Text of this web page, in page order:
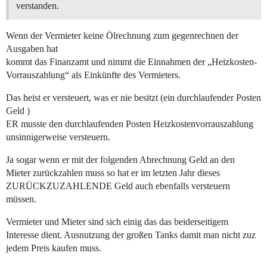
verstanden.
Wenn der Vermieter keine Ölrechnung zum gegenrechnen der
Ausgaben hat
kommt das Finanzamt und nimmt die Einnahmen der „Heizkosten-
Vorrauszahlung“ als Einkünfte des Vermieters.
Das heist er versteuert, was er nie besitzt (ein durchlaufender Posten
Geld )
ER musste den durchlaufenden Posten Heizkostenvorrauszahlung
unsinnigerweise versteuern.
Ja sogar wenn er mit der folgenden Abrechnung Geld an den
Mieter zurückzahlen muss so hat er im letzten Jahr dieses
ZURÜCKZUZAHLENDE Geld auch ebenfalls versteuern
müssen.
Vermieter und Mieter sind sich einig das das beiderseitigem
Interesse dient. Ausnutzung der großen Tanks damit man nicht zuz
jedem Preis kaufen muss.